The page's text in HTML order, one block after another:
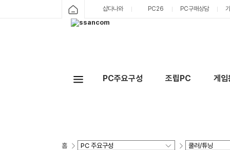
샵다나와 PC26 PC구매상담
PC주요구성 조립PC 게
홈